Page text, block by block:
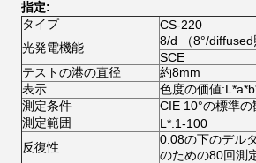
指定:
タイプ
CS-220
光発電機能
8/d （8°/diffused
SCE
テストの港の直径
約8mm
表示
色度の価値
測定条件
CIE 10°の標準
測定範囲
L*:1-100
反復性
0.08の下のデル
のための80回測